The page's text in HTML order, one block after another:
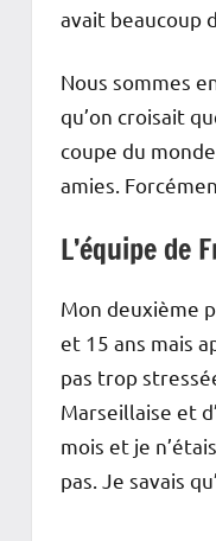
avait beaucoup
Nous sommes
qu’on croisait
coupe du
amies.
L’équipe de
Mon deuxième
et 15 ans mais
pas trop
Marseillaise et
mois et je
pas. Je savais